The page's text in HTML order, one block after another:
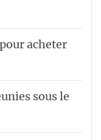
acheter
sous le